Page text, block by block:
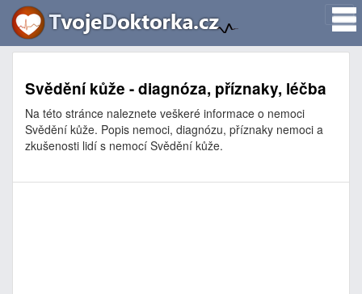
Svědění kůže - diagnóza, příznaky, léčba
Na této stránce naleznete veškeré informace o nemoci
Svědění kůže. Popis nemoci, diagnózu, příznaky nemoci a
zkušenosti lidí s nemocí Svědění kůže.